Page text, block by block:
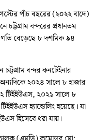
পাঁচ বছরের (২০২২ বাদে)
চট্টগ্রাম বন্দরের প্রধানতম
গতি বেড়েছে ৮ দশমিক ৯৪
বন্দর কনটেইনার
২০২৪ সালে ৮ হাজার
টিইইউএস, ২০২১ সালে ৮
হ্যান্ডেলিং হয়েছে। যা
হিসেবে ধরা যায়।